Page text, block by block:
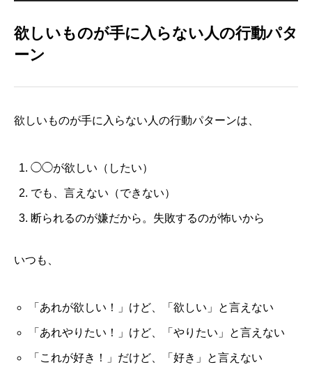
欲しいものが手に入らない人の行動パタ
ーン
欲しいものが手に入らない人の行動パターンは、
◯◯が欲しい（したい）
でも、言えない（できない）
断られるのが嫌だから。失敗するのが怖いから
いつも、
「あれが欲しい！」けど、「欲しい」と言えない
「あれやりたい！」けど、「やりたい」と言えない
「これが好き！」だけど、「好き」と言えない